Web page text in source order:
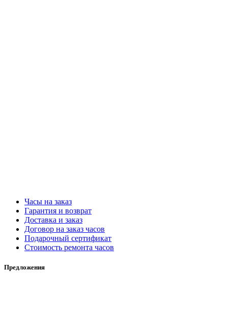
Часы на заказ
Гарантия и возврат
Доставка и заказ
Договор на заказ часов
Подарочный сертификат
Стоимость ремонта часов
Предложения